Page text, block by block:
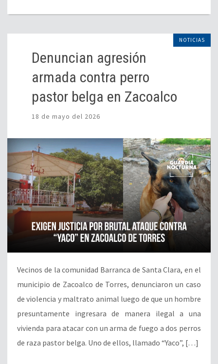
NOTICIAS
Denuncian agresión
armada contra perro
pastor belga en Zacoalco
18 de mayo del 2026
Vecinos de la comunidad Barranca de Santa Clara, en el
municipio de Zacoalco de Torres, denunciaron un caso
de violencia y maltrato animal luego de que un hombre
presuntamente ingresara de manera ilegal a una
vivienda para atacar con un arma de fuego a dos perros
de raza pastor belga. Uno de ellos, llamado “Yaco”, […]